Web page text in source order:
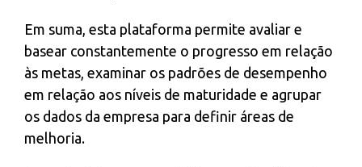
Em suma, esta plataforma permite avaliar e
basear constantemente o progresso em relação
às metas, examinar os padrões de desempenho
em relação aos níveis de maturidade e agrupar
os dados da empresa para definir áreas de
melhoria.